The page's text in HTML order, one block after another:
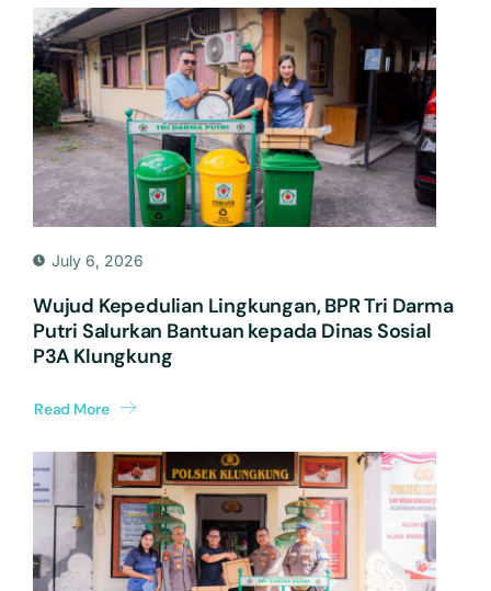
July 6, 2026
Wujud Kepedulian Lingkungan, BPR Tri Darma
Putri Salurkan Bantuan kepada Dinas Sosial
P3A Klungkung
Read More